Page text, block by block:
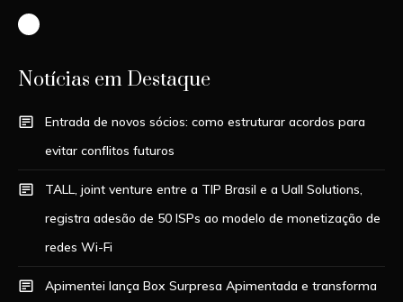
Instagram
Notícias em Destaque
Entrada de novos sócios: como estruturar acordos para
evitar conflitos futuros
TALL, joint venture entre a TIP Brasil e a Uall Solutions,
registra adesão de 50 ISPs ao modelo de monetização de
redes Wi-Fi
Apimentei lança Box Surpresa Apimentada e transforma